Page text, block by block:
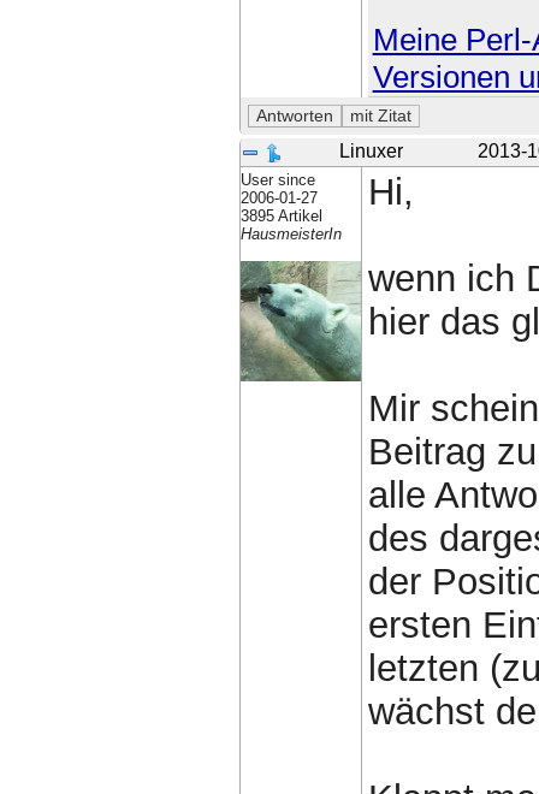
Meine
Versionen
Linuxer 2013-
User since
2006-01-27
3895 Artikel
HausmeisterIn
Hi,
wenn ich
hier das
Mir
Beitrag
alle
des
der
ersten
letzten
wächst